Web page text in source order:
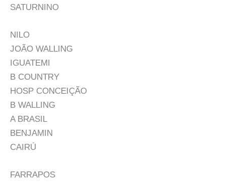
SATURNINO
NILO
JOÃO WALLING
IGUATEMI
B COUNTRY
HOSP CONCEIÇÃO
B WALLING
A BRASIL
BENJAMIN
CAIRÚ
FARRAPOS